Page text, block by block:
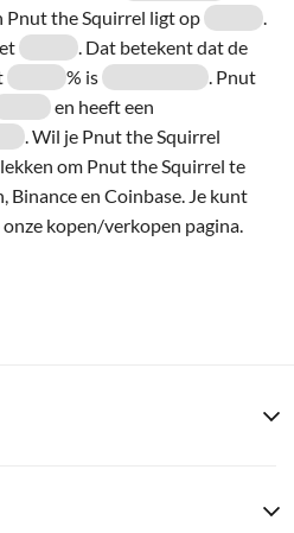
Pnut the Squirrel ligt op
.
. Dat betekent dat de
% is
. Pnut
en heeft een
. Wil je Pnut the Squirrel
om Pnut the Squirrel te
Binance en Coinbase. Je kunt
kopen/verkopen pagina.